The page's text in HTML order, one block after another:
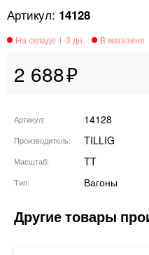
14128
2 688
Артикул 14128
Производитель TILLIG
Масштаб TT
Тип Вагоны